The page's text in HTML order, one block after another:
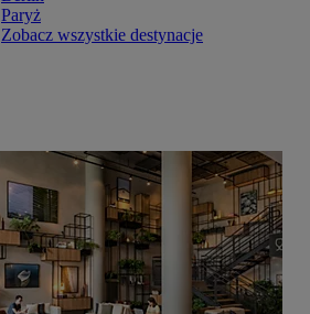
Paryż
Zobacz wszystkie destynacje